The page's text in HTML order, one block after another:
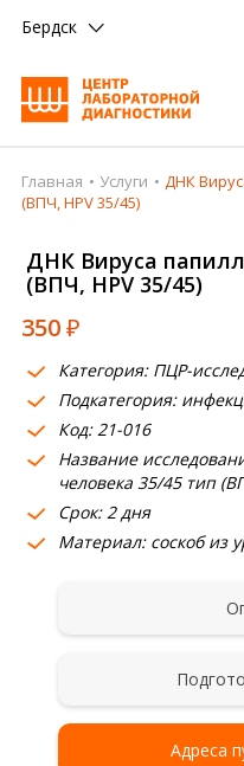
Бердск
Главная
Врачи
Получить результат
Пациентам
О компании
Где сдать
Партнерам
Главная Услуги
ДНК
(ВПЧ, HPV 35/45)
ДНК Вируса
(ВПЧ, HPV 35/45)
350₽
Категория: ПЦР-
Подкатегория:
Код: 21-016
Название
человека 35/45 тип
Срок: 2 дня
Материал: соскоб из
Адреса